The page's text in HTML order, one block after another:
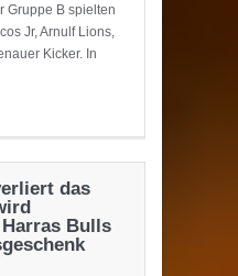
Gruppe B spielten
Jr, Arnulf Lions,
Kicker. In
das
Bulls